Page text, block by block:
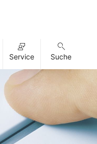
Service Suche